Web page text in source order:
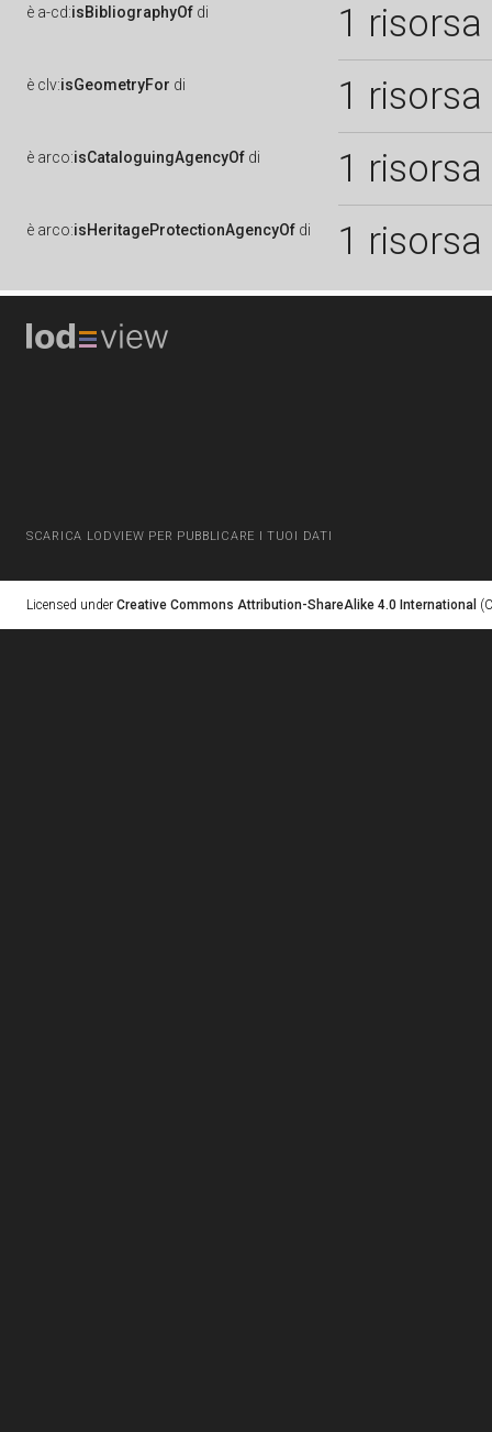
è a-cd:isBibliographyOf di 1 risorsa
è clv:isGeometryFor di 1 risorsa
è arco:isCataloguingAgencyOf di 1 risorsa
è arco:isHeritageProtectionAgencyOf di 1 risorsa
SCARICA LODVIEW PER PUBBLICARE I TUOI DATI
Licensed under Creative Commons Attribution-ShareAlike 4.0 International